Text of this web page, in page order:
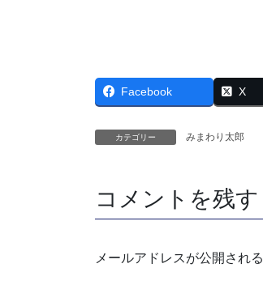
Facebook X
カテゴリー みまわり太郎
コメントを残す
メールアドレスが公開され